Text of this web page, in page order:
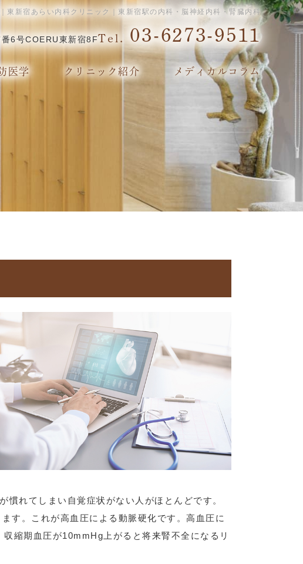
東新宿あらい内科クリニック｜東新宿駅の内科・脳神経内科・腎臓内科
6号COERU東新宿8FTel. 03-6273-9511
医学 クリニック紹介 メディカルコラム
れてしまい自覚症状がない人がほとんどです。
す。これが高血圧による動脈硬化です。高血圧に
縮期血圧が10mmHg上がると将来腎不全になるリ